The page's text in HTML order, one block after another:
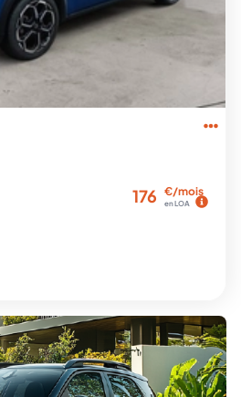
176 €/mois
en LOA